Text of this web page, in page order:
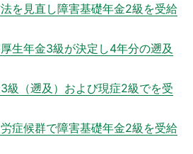
を見直し障害基礎年金2級を受給
生年金3級が決定し4年分の遡及
級（遡及）および現症2級でを受
症候群で障害基礎年金2級を受給